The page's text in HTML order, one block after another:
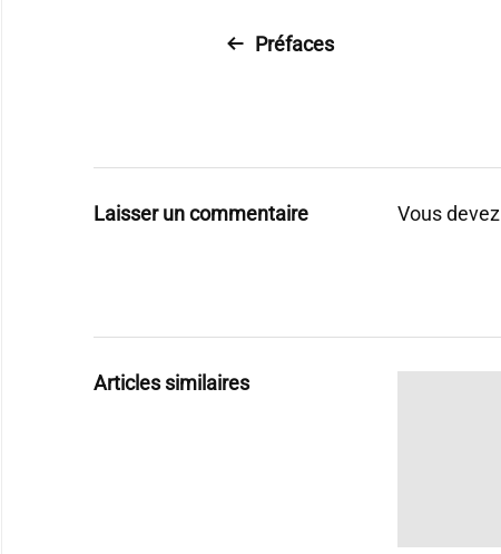
Préfaces
Laisser un commentaire Vous devez
Articles similaires